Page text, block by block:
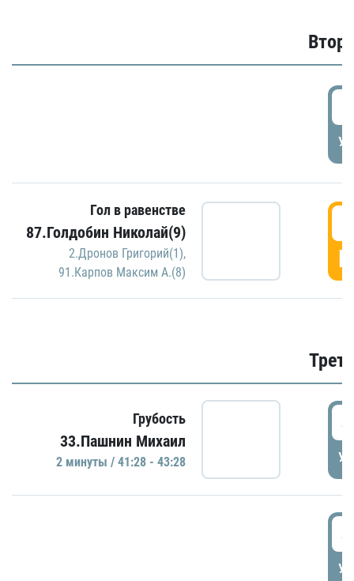
Гол в равенстве
87.Голдобин Николай(9)
2.Дронов Григорий(1),
91.Карпов Максим А.(8)
Грубость
33.Пашнин Михаил
2 минуты / 41:28 - 43:28